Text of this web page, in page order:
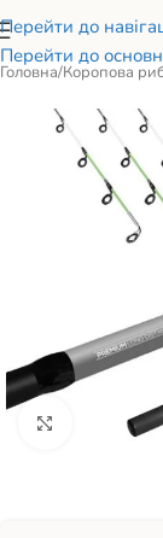
Перейти до
Перейти до
Головна/Коропова